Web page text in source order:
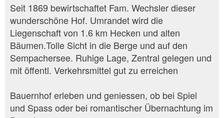
Seit 1869 bewirtschaftet Fam. Wechsler dieser
wunderschöne Hof. Umrandet wird die
Liegenschaft von 1.6 km Hecken und alten
Bäumen.Tolle Sicht in die Berge und auf den
Sempachersee. Ruhige Lage, Zentral gelegen und
mit öffentl. Verkehrsmittel gut zu erreichen
Bauernhof erleben und geniessen, ob bei Spiel
und Spass oder bei romantischer Übernachtung im